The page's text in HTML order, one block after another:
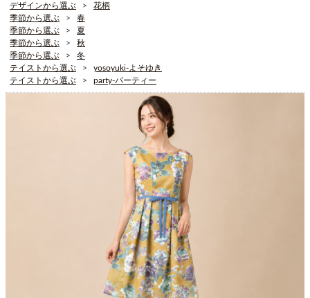
デザインから選ぶ
花柄
季節から選ぶ
春
季節から選ぶ
夏
季節から選ぶ
秋
季節から選ぶ
冬
テイストから選ぶ
yosoyuki-よそゆき
テイストから選ぶ
party-パーティー